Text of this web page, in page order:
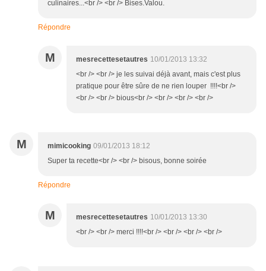
culinaires...<br /> <br /> Bises.Valou.
Répondre
M mesrecettesetautres 10/01/2013 13:32
<br /> <br /> je les suivai déjà avant, mais c'est plus
pratique pour être sûre de ne rien louper !!!!<br />
<br /> <br /> bious<br /> <br /> <br /> <br />
M mimicooking 09/01/2013 18:12
Super ta recette<br /> <br /> bisous, bonne soirée
Répondre
M mesrecettesetautres 10/01/2013 13:30
<br /> <br /> merci !!!!<br /> <br /> <br /> <br />